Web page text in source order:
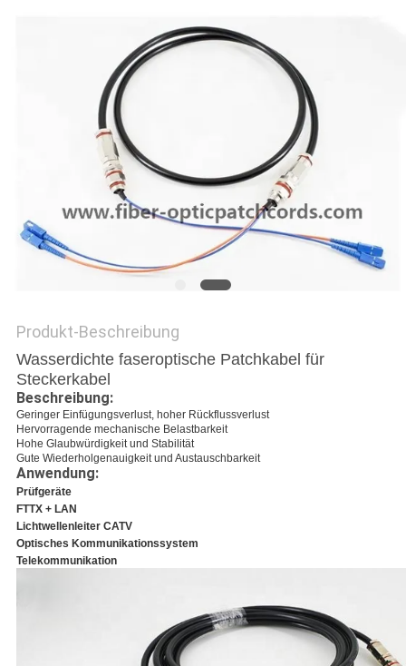
SITEMAP
PRIVACY
Produkt-Beschreibung
Wasserdichte faseroptische Patchkabel für
Steckerkabel
Beschreibung:
Geringer Einfügungsverlust, hoher Rückflussverlust
Hervorragende mechanische Belastbarkeit
Hohe Glaubwürdigkeit und Stabilität
Gute Wiederholgenauigkeit und Austauschbarkeit
Anwendung:
Prüfgeräte
FTTX + LAN
Lichtwellenleiter CATV
Optisches Kommunikationssystem
Telekommunikation